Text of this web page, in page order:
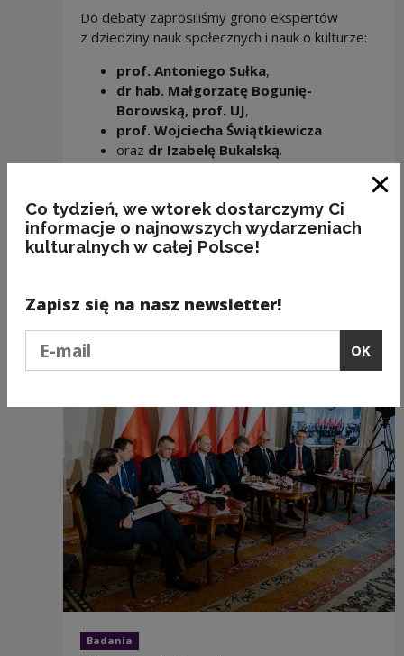
Do debaty zaprosiliśmy grono ekspertów
z dziedziny nauk społecznych i nauk o kulturze:
prof. Antoniego Sułka,
dr hab. Małgorzatę Bogunię-
Borowską, prof. UJ,
prof. Wojciecha Świątkiewicza
oraz dr Izabelę Bukalską.
Wiśniewski, prof. UKSW– współautor książki,
socjolog kultury i dyrektor NCK.
Dołącz do wydarzenia na Facebooku!
Recommended
Badania
Co tydzień, we wtorek dostarczymy Ci
informacje o najnowszych wydarzeniach
kulturalnych w całej Polsce!
Zapisz się na nasz newsletter!
OK